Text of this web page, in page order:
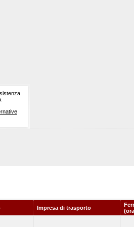
Impresa di trasporto